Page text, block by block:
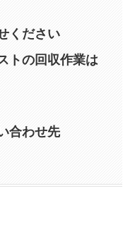
ください
トの回収作業は
合わせ先